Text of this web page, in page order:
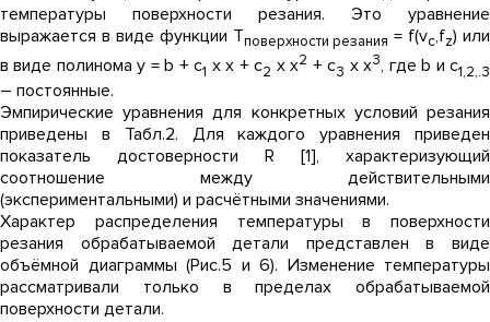
температуры поверхности резания. Это уравнение
выражается в виде функции Тповерхности резания = f(vc,fz) или
в виде полинома y = b + c1 x x + c2 x x2 + c3 x x3, где b и с1,2,.3
– постоянные.
Эмпирические уравнения для конкретных условий резания
приведены в Табл.2. Для каждого уравнения приведен
показатель достоверности R [1], характеризующий
соотношение между действительными
(экспериментальными) и расчётными значениями.
Характер распределения температуры в поверхности
резания обрабатываемой детали представлен в виде
объёмной диаграммы (Рис.5 и 6). Изменение температуры
рассматривали только в пределах обрабатываемой
поверхности детали.